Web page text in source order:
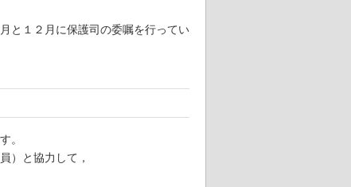
と１２月に保護司の委嘱を行ってい
。
）と協力して，